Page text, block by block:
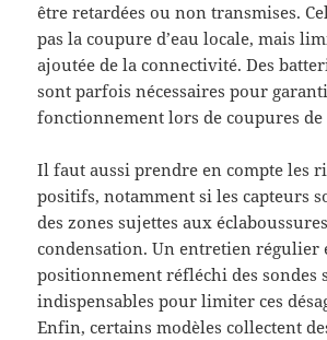
être retardées ou non transmises.
pas la coupure d’eau locale, mais
ajoutée de la connectivité. Des
sont parfois nécessaires pour
fonctionnement lors de coupures de
Il faut aussi prendre en compte les
positifs, notamment si les capteurs
des zones sujettes aux
condensation. Un entretien régulier
positionnement réfléchi des sondes
indispensables pour limiter ces
Enfin, certains modèles collectent